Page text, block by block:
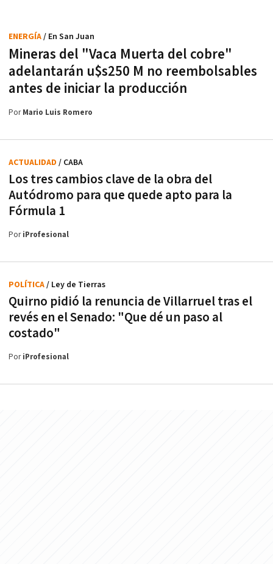
Mineras del "Vaca Muerta del cobre"
adelantarán u$s250 M no reembolsables
antes de iniciar la producción
ENERGÍA/ En San Juan
PorMario Luis Romero
Los tres cambios clave de la obra del
Autódromo para que quede apto para la
Fórmula 1
ACTUALIDAD / CABA
PoriProfesional
Quirno pidió la renuncia de Villarruel tras el
revés en el Senado: "Que dé un paso al
costado"
POLÍTICA/ Ley de Tierras
PoriProfesional